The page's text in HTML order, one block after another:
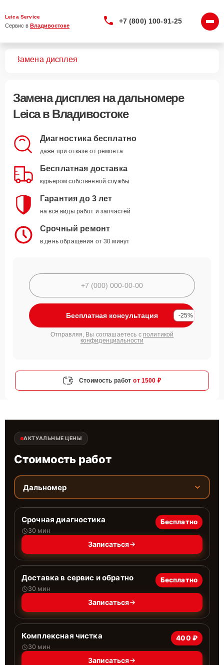
Leica Service
Сервис в Владивостоке
+7 (800) 100-91-25
Замена дисплея
Замена дисплеяна дальномере
Leica в Владивостоке
Диагностика бесплатно
даже при отказе от ремонта
Бесплатная доставка
курьером собственной службы
Гарантия до 3 лет
на все виды работ и запчастей
Срочный ремонт
в день обращения от 30 минут
Бесплатная консультация -25%
Отправляя, Вы соглашаетесь с политикой
конфиденциальности
Стоимость работ от 1500 ₽
АКТУАЛЬНЫЕ ЦЕНЫ
Стоимость работ
Дальномер
Срочная диагностика
30 мин
Бесплатно
Записаться
Доставка в сервис и обратно
30 мин
Бесплатно
Записаться
Комплексная чистка
30 мин
400 ₽
Записаться